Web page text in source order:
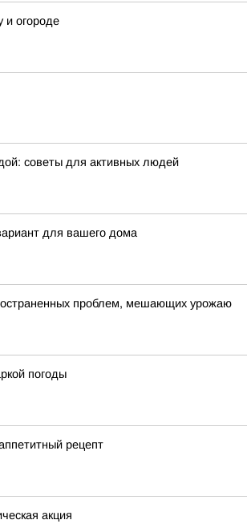
и огороде
советы для активных людей
для вашего дома
проблем, мешающих урожаю
погоды
рецепт
акция